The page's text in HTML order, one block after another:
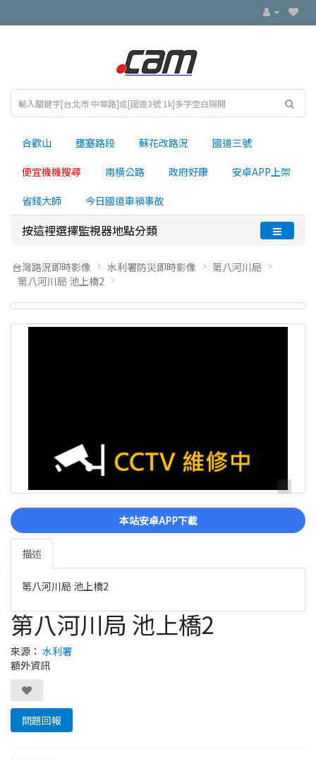
合歡山 壅塞路段 蘇花改路況 國道三號
便宜機機搜尋 南横公路 政府好康 安卓APP上架
省錢大師 今日國道車禍事故
按這裡選擇監視器地點分類
台灣路況即時影像 水利署防災即時影像
第八河川局
第八河川局 池上橋2
本站安卓APP下載
描述
第八河川局 池上橋2
第八河川局 池上橋2
來源： 水利署
額外資訊
問題回報